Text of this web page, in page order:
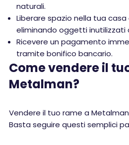
naturali.
Liberare spazio nella tua
eliminando oggetti inutilizzati
Ricevere un pagamento
tramite bonifico bancario.
Come vendere il
Metalman?
Vendere il tuo rame a
Basta seguire questi semplici